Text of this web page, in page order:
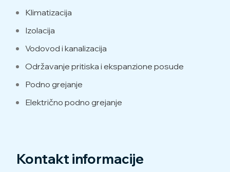
Klimatizacija
Izolacija
Vodovod i kanalizacija
Održavanje pritiska i ekspanzione posude
Podno grejanje
Električno podno grejanje
Kontakt informacije